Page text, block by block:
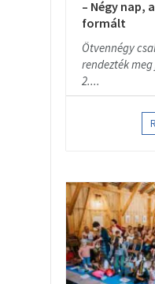
– Négy nap,
formált
Ötvennégy
rendezték
2....